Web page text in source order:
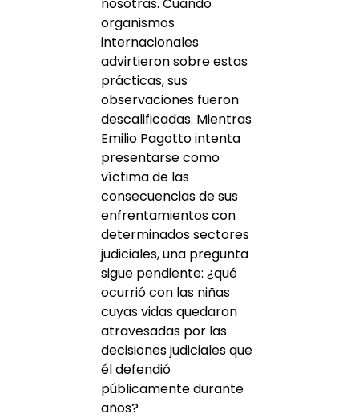
organismos
internacionales
advirtieron sobre estas
prácticas, sus
observaciones fueron
descalificadas. Mientras
Emilio Pagotto intenta
presentarse como
víctima de las
consecuencias de sus
enfrentamientos con
determinados sectores
judiciales, una pregunta
sigue pendiente: ¿qué
ocurrió con las niñas
cuyas vidas quedaron
atravesadas por las
decisiones judiciales que
él defendió
públicamente durante
años?